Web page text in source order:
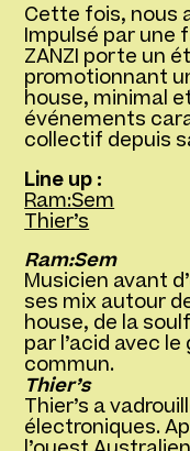
Cette fois, nous
Impulsé par une
ZANZI porte un
promotionnant
house, minimal
événements
collectif depuis
Line up :
Ram:Sem
Thier’s
Ram:Sem
Musicien avant
ses mix autour
house, de la
par l’acid avec
commun.
Thier’s
Thier’s a
électroniques.